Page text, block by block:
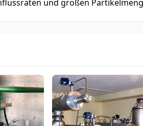
und großen